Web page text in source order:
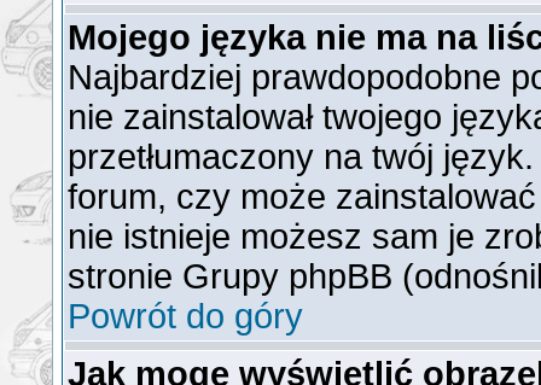
Mojego języka nie ma na
Najbardziej prawdopodobne
nie zainstalował twojego
przetłumaczony na twój
forum, czy może
nie istnieje możesz sam je
stronie Grupy phpBB
Powrót do góry
Jak mogę wyświetlić